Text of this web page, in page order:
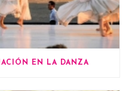
EN LA DANZA